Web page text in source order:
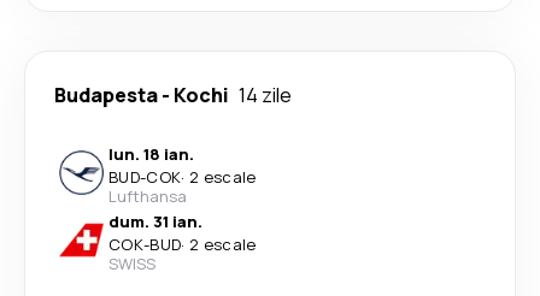
Budapesta- Kochi 14 zile
lun. 18 ian.
BUD-COK· 2 escale
Lufthansa
dum. 31 ian.
COK-BUD· 2 escale
SWISS